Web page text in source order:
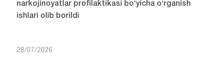
narkojinoyatlar profilaktikasi bo‘yicha o‘rganish
ishlari olib borildi
28/07/2026